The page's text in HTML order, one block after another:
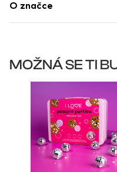
O značce
MOŽNÁ SE TI